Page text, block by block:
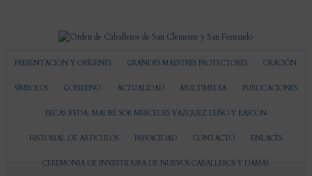
PRESENTACIÓN Y ORÍGENES GRANDES MAESTRES PROTECTORES ORACIÓN
SÍMBOLOS GOBIERNO ACTUALIDAD MULTIMEDIA PUBLICACIONES
BECAS RVDA. MADRE SOR MERCEDES VAZQUEZ LEÑO Y BASCÓN
HISTORIAL DE ARTICULOS PRIVACIDAD CONTACTO ENLACES
CEREMONIA DE INVESTIDURA DE NUEVOS CABALLEROS Y DAMAS